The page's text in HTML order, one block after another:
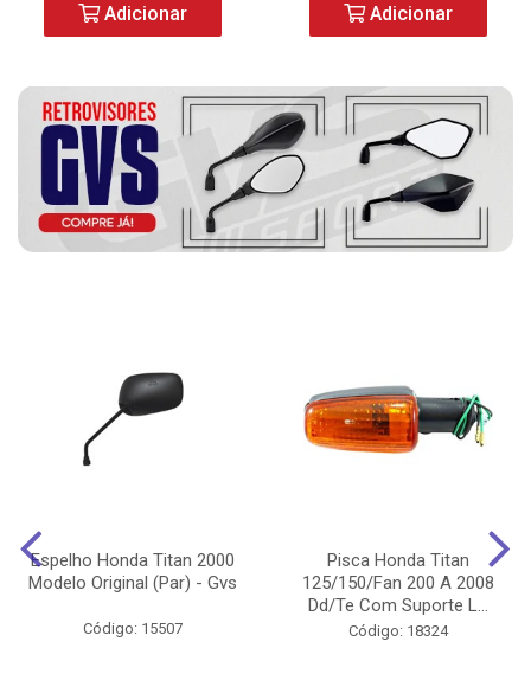
Adicionar Adicionar
Espelho Honda Titan 2000
Modelo Original (Par) - Gvs
Código: 15507
Pisca Honda Titan
125/150/Fan 200 A 2008
Dd/Te Com Suporte L...
Código: 18324